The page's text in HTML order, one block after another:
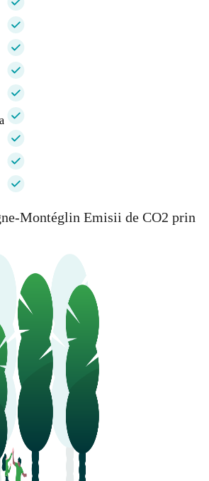
Montéglin Emisii de CO2 prin